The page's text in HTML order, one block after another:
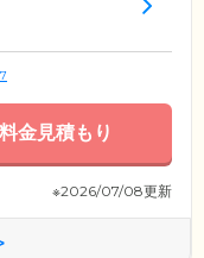
料金見積もり
※2026/07/08更新